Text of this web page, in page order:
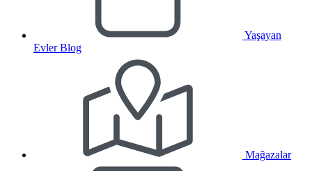
Yaşayan
Evler Blog
Mağazalar